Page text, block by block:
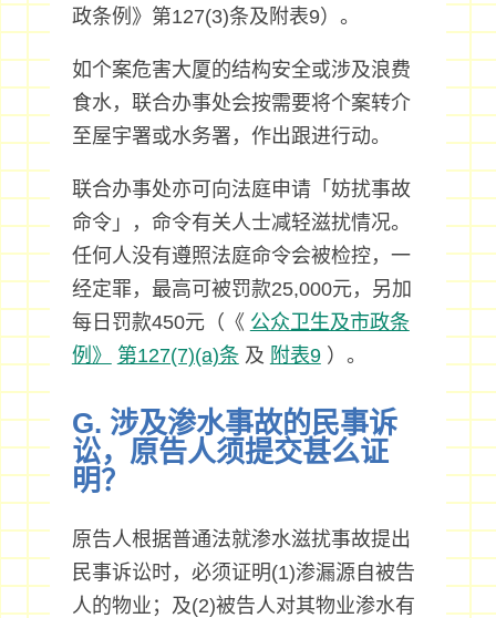
政条例》第127(3)条及附表9）。
如个案危害大厦的结构安全或涉及浪费
食水，联合办事处会按需要将个案转介
至屋宇署或水务署，作出跟进行动。
联合办事处亦可向法庭申请「妨扰事故
命令」，命令有关人士减轻滋扰情况。
任何人没有遵照法庭命令会被检控，一
经定罪，最高可被罚款25,000元，另加
每日罚款450元（《 公众卫生及市政条
例》
第127(7)(a)条及 附表9）。
G. 涉及渗水事故的民事诉
讼，原告人须提交甚么证
明？
原告人根据普通法就渗水滋扰事故提出
民事诉讼时，必须证明(1)渗漏源自被告
人的物业；及(2)被告人对其物业渗水有